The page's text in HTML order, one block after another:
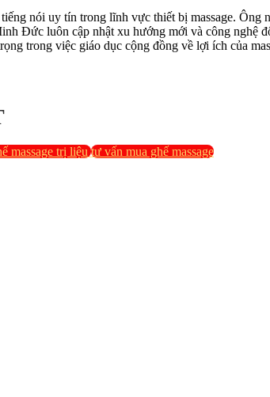
nói uy tín trong lĩnh vực thiết bị massage.
Đức luôn cập nhật xu hướng mới và công nghệ
trong việc giáo dục cộng đồng về lợi ích của
massage trị liệu tư vấn mua ghế massage